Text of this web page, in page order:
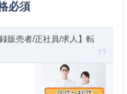
必須
販売者/正社員/求人】転